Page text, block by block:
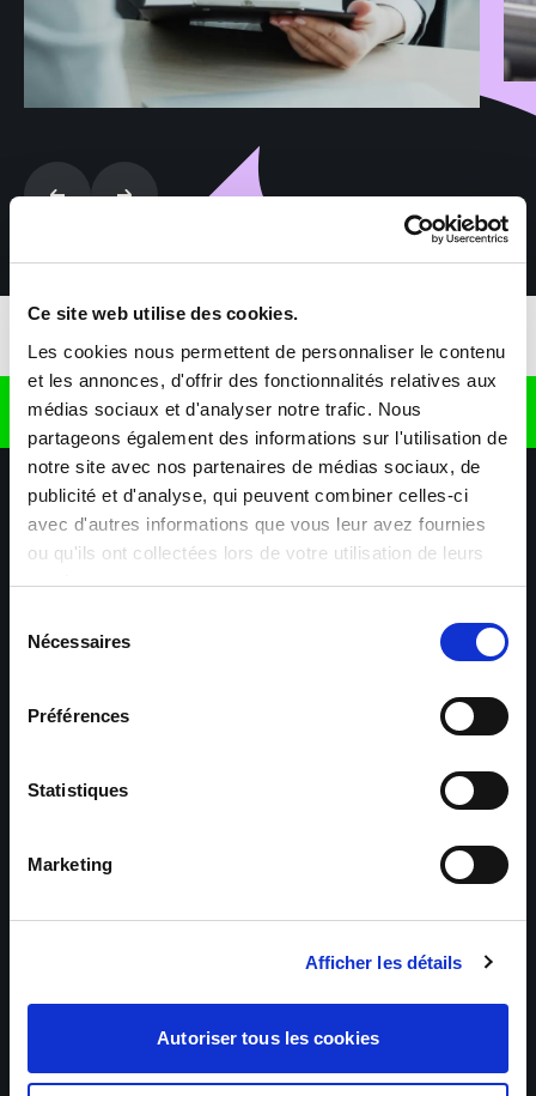
Ce site web utilise des cookies.
Les cookies nous permettent de personnaliser le contenu
et les annonces, d'offrir des fonctionnalités relatives aux
médias sociaux et d'analyser notre trafic. Nous
partageons également des informations sur l'utilisation de
notre site avec nos partenaires de médias sociaux, de
publicité et d'analyse, qui peuvent combiner celles-ci
avec d'autres informations que vous leur avez fournies
ou qu'ils ont collectées lors de votre utilisation de leurs
services.
Nécessaires
Préférences
Statistiques
Marketing
Afficher les détails
Autoriser tous les cookies
Retrouvez nous sur
Nos agences Aide & Contact
Maxiplan
Mulhouse – Industrie,
Logistique, Transport et
Bâtiment et Tertiaire
Logistique, Bâtiment et
Guebwiller – Industrie,
Experts Paris – Tertiaire,
Cadres
Experts Strasbourg –
Illkirch-Graffenstaden
Experts Saint-Louis –
Tertiaire, Techniciens,
Ingénieurs et Cadres